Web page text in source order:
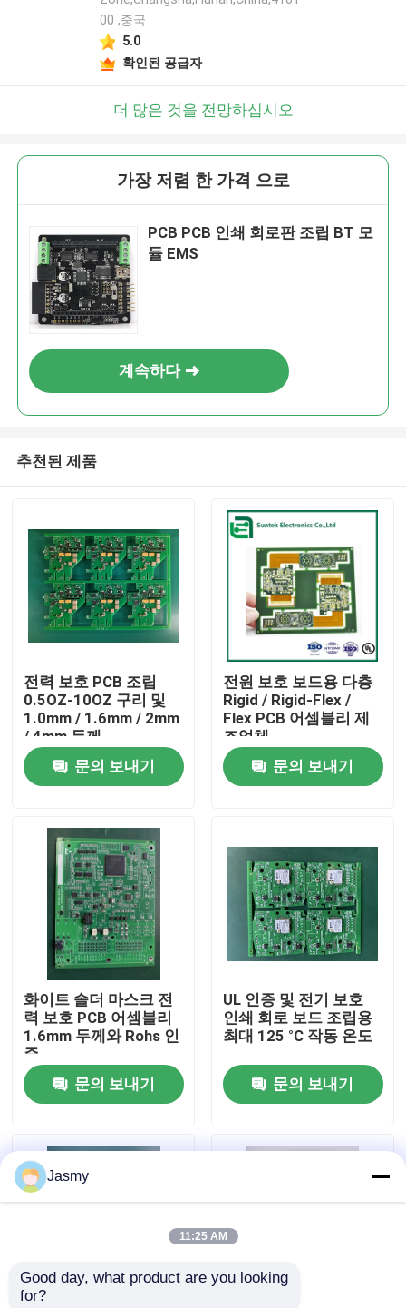
홈
제품 소개
회사 소개
공장 투어
품질 관리
연락처
모든 케이스
ems 피크바
00 ,중국
5.0
확인된 공급자
더 많은 것을 전망하십시오
가장 저렴 한 가격 으로
PCB PCB 인쇄 회로판 조립 BT 모
듈 EMS
계속하다
추천된 제품
전력 보호 PCB 조립
0.5OZ-10OZ 구리 및
1.0mm / 1.6mm / 2mm
/ 4mm 두께
문의 보내기
전원 보호 보드용 다층
Rigid / Rigid-Flex /
Flex PCB 어셈블리 제
조업체
문의 보내기
화이트 솔더 마스크 전
력 보호 PCB 어셈블리
1.6mm 두께와 Rohs 인
증
문의 보내기
UL 인증 및 전기 보호
인쇄 회로 보드 조립용
최대 125 °C 작동 온도
문의 보내기
Jasmy
11:25 AM
Good day, what product are you looking
for?